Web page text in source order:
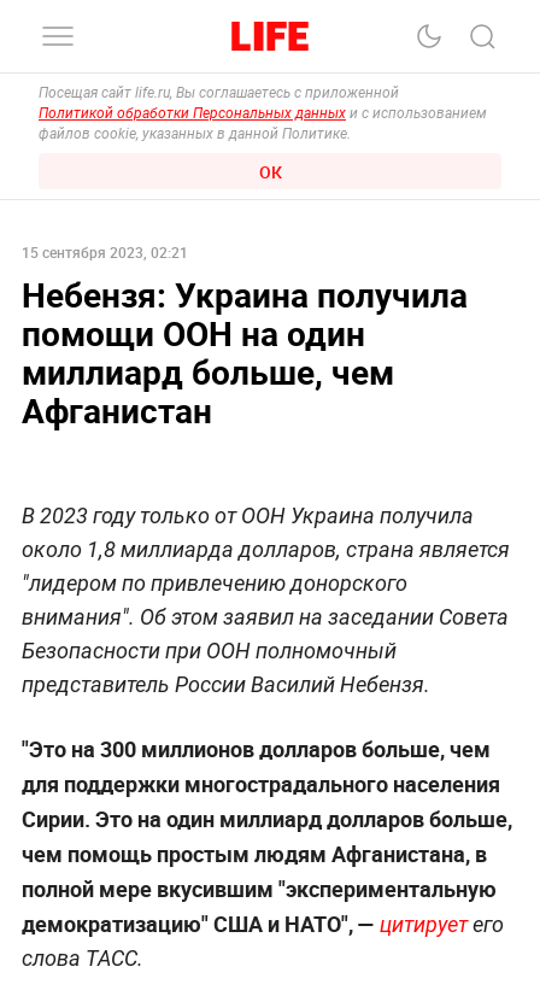
Посещая сайт life.ru, Вы соглашаетесь с приложенной
Политикой обработки Персональных данных и с использованием
файлов cookie, указанных в данной Политике.
ОК
15 сентября 2023, 02:21
Небензя: Украина получила
помощи ООН на один
миллиард больше, чем
Афганистан
В 2023 году только от ООН Украина получила
около 1,8 миллиарда долларов, страна является
"лидером по привлечению донорского
внимания". Об этом заявил на заседании Совета
Безопасности при ООН полномочный
представитель России Василий Небензя.
"Это на 300 миллионов долларов больше, чем
для поддержки многострадального населения
Сирии. Это на один миллиард долларов больше,
чем помощь простым людям Афганистана, в
полной мере вкусившим "экспериментальную
демократизацию" США и НАТО", — цитируетего
слова ТАСС.